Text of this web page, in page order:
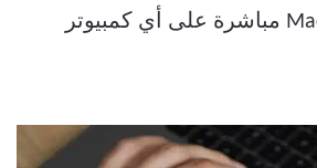
على تجربة تشبه Mac مباشرة على أي كمبيوتر